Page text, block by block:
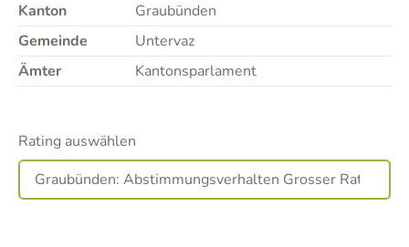
Kanton
Graubünden
Gemeinde
Untervaz
Ämter
Kantonsparlament
Rating auswählen